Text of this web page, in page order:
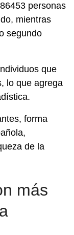
personas
mientras
segundo
que
lo que agrega
forma
de la
más